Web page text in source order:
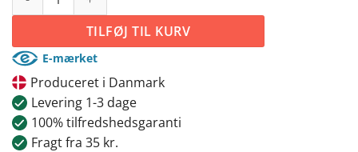
TILFØJ TIL KURV
E-mærket
Produceret i Danmark
Levering 1-3 dage
100% tilfredshedsgaranti
Fragt fra 35 kr.